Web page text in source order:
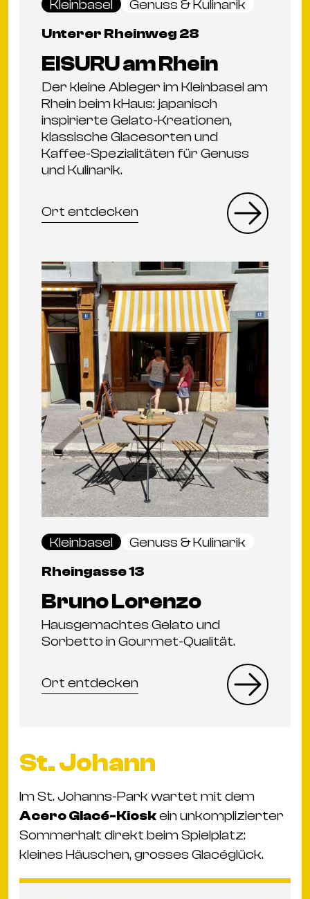
Kleinbasel
Genuss & Kulinarik
Unterer Rheinweg 28
EISURU am Rhein
Der kleine Ableger im Kleinbasel am
Rhein beim kHaus: japanisch
inspirierte Gelato-Kreationen,
klassische Glacesorten und
Kaffee-Spezialitäten für Genuss
und Kulinarik.
Ort entdecken
Kleinbasel
Genuss & Kulinarik
Rheingasse 13
Bruno Lorenzo
Hausgemachtes Gelato und
Sorbetto in Gourmet-Qualität.
Ort entdecken
St. Johann
Im St. Johanns-Park wartet mit dem
Acero Glacé-Kioskein unkomplizierter
Sommerhalt direkt beim Spielplatz:
kleines Häuschen, grosses Glacéglück.